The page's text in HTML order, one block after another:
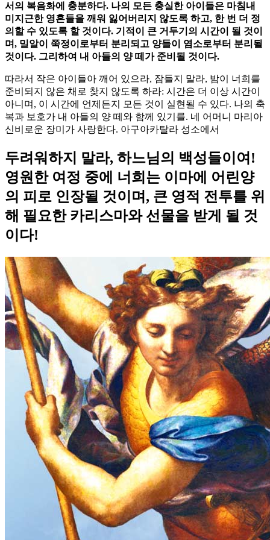
서의 복음화에 충분하다. 나의 모든 충실한 아이들은 마침내
미지근한 영혼들을 깨워 잃어버리지 않도록 하고, 한 번 더 정
의할 수 있도록 할 것이다. 기적이 큰 거두기의 시간이 될 것이
며, 밀알이 쭉정이로부터 분리되고 양들이 염소로부터 분리될
것이다. 그리하여 내 아들의 양 떼가 준비될 것이다.
따라서 작은 아이들아 깨어 있으라, 잠들지 말라, 밤이 너희를
준비되지 않은 채로 찾지 않도록 하라: 시간은 더 이상 시간이
아니며, 이 시간에 언제든지 모든 것이 실현될 수 있다. 나의 축
복과 보호가 내 아들의 양 떼와 함께 있기를. 네 어머니 마리아
신비로운 장미가 사랑한다. 아구아카탈라 성소에서
두려워하지 말라, 하느님의 백성들이여!
영원한 여정 중에 너희는 이마에 어린양
의 피로 인장될 것이며, 큰 영적 전투를 위
해 필요한 카리스마와 선물을 받게 될 것
이다!